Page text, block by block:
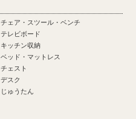
チェア・スツール・ベンチ
テレビボード
キッチン収納
ベッド・マットレス
チェスト
デスク
じゅうたん